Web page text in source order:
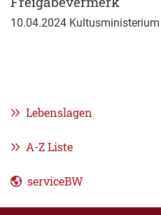
10.04.2024
Lebenslagen
A-Z Liste
serviceBW